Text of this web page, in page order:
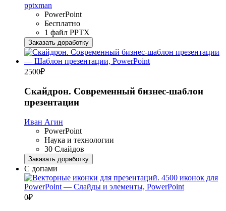
pptxman
PowerPoint
Бесплатно
1 файл PPTX
Заказать доработку
2500₽
Скайдрон. Современный бизнес-шаблон
презентации
Иван Агин
PowerPoint
Наука и технологии
30 Слайдов
Заказать доработку
С допами
0₽